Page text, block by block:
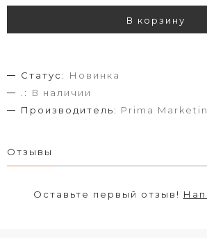
В корзину
Статус:
Новинка
.:
В наличии
Производитель: Prima
Отзывы
Оставьте первый отзыв!